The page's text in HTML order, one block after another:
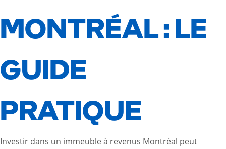
MONTRÉAL : LE
GUIDE
PRATIQUE
Investir dans un immeuble à revenus Montréal peut